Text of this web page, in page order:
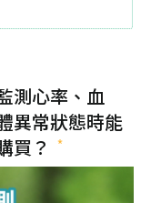
測心率、血
異常狀態時能
買？